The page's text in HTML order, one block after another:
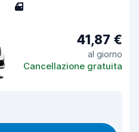
4
41,87 €
al giorno
Cancellazione gratuita